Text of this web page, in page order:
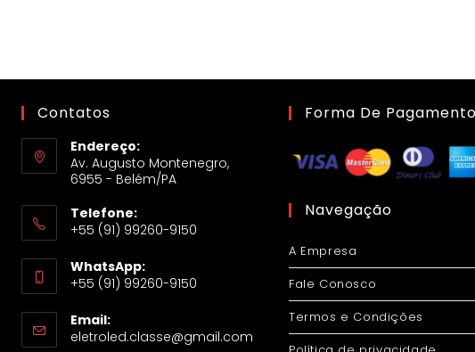
Contatos
Endereço:
Av. Augusto Montenegro,
6955 - Belém/PA
Telefone:
+55 (91) 99260-9150
WhatsApp:
+55 (91) 99260-9150
Email:
eletroled.classe@gmail.com
Forma De Pagamento
Navegação
A Empresa
Fale Conosco
Termos e Condições